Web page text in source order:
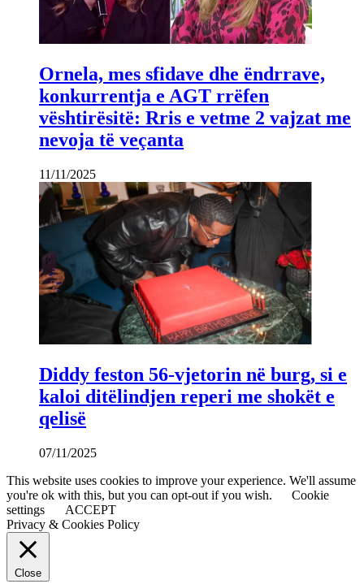
Ornela, mes sfidave dhe ëndrrave,
konkurrentja e AGT rrëfen
vështirësitë: Rris e vetme 2 vajzat me
nevoja të veçanta
11/11/2025
Diddy feston 56-vjetorin në burg, si e
kaloi ditëlindjen reperi me shokët e
qelisë
07/11/2025
This website uses cookies to improve your experience. We'll assume
you're ok with this, but you can opt-out if you wish.
Cookie
settings
ACCEPT
Privacy & Cookies Policy
Close